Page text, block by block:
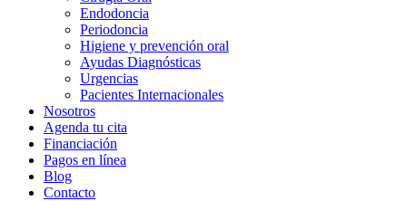
Endodoncia
Periodoncia
Higiene y prevención oral
Ayudas Diagnósticas
Urgencias
Pacientes Internacionales
Nosotros
Agenda tu cita
Financiación
Pagos en línea
Blog
Contacto